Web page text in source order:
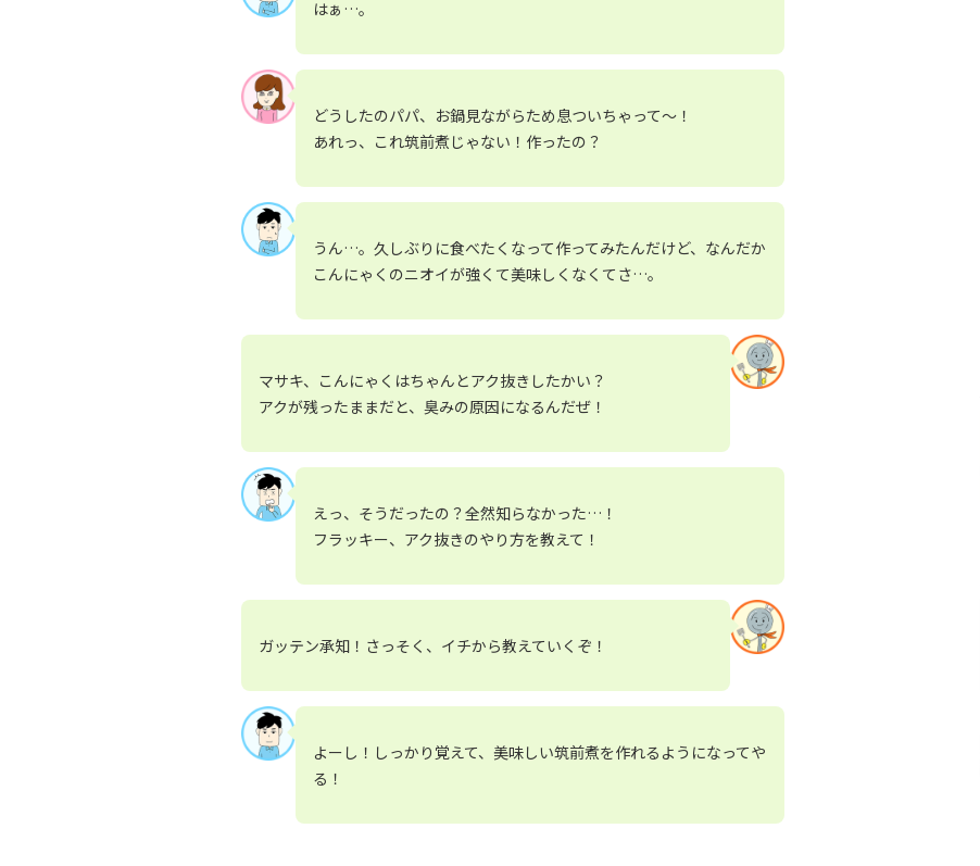
はぁ…。
どうしたのパパ、お鍋見ながらため息ついちゃって～！
あれっ、これ筑前煮じゃない！作ったの？
うん…。久しぶりに食べたくなって作ってみたんだけど、なんだか
こんにゃくのニオイが強くて美味しくなくてさ…。
マサキ、こんにゃくはちゃんとアク抜きしたかい？
アクが残ったままだと、臭みの原因になるんだぜ！
えっ、そうだったの？全然知らなかった…！
フラッキー、アク抜きのやり方を教えて！
ガッテン承知！さっそく、イチから教えていくぞ！
よーし！しっかり覚えて、美味しい筑前煮を作れるようになってや
る！